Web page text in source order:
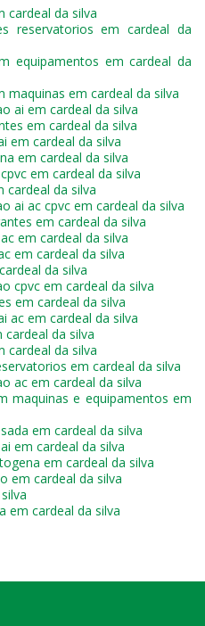
cardeal da silva
reservatorios em cardeal da
equipamentos em cardeal da
maquinas em cardeal da silva
ai em cardeal da silva
em cardeal da silva
em cardeal da silva
em cardeal da silva
em cardeal da silva
cardeal da silva
ai ac cpvc em cardeal da silva
em cardeal da silva
em cardeal da silva
em cardeal da silva
da silva
cpvc em cardeal da silva
em cardeal da silva
ac em cardeal da silva
cardeal da silva
cardeal da silva
em cardeal da silva
ac em cardeal da silva
maquinas e equipamentos em
em cardeal da silva
em cardeal da silva
em cardeal da silva
em cardeal da silva
em cardeal da silva